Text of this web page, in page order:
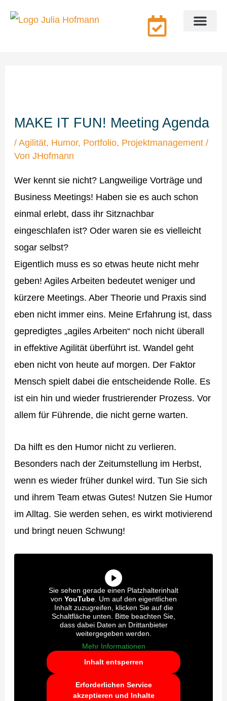
Inhalt
MAKE IT FUN! Meeting Agenda
/Agilität, Humor, Portfolio, Projektmanagement /
VonJHofmann
Wer kennt sie nicht? Langweilige Vorträge und
Business Meetings! Haben sie es auch schon
einmal erlebt, dass ihr Sitznachbar
eingeschlafen ist? Oder waren sie es vielleicht
sogar selbst?
Eigentlich muss es so etwas heute nicht mehr
geben! Agiles Arbeiten bedeutet weniger und
kürzere Meetings. Aber Theorie und Praxis sind
eben nicht immer eins. Meine Erfahrung ist, dass
gepredigtes „agiles Arbeiten“ noch nicht überall
in effektive Agilität überführt ist. Wandel geht
eben nicht von heute auf morgen. Der Faktor
Mensch spielt dabei die entscheidende Rolle. Es
ist ein hin und wieder frustrierender Prozess. Vor
allem für Führende, die nicht gerne warten.
Da hilft es den Humor nicht zu verlieren.
Besonders nach der Zeitumstellung im Herbst,
wenn es wieder früher dunkel wird. Tun Sie sich
und ihrem Team etwas Gutes! Nutzen Sie Humor
im Alltag. Sie werden sehen, es wirkt motivierend
und bringt neuen Schwung!
Sie sehen gerade einen Platzhalterinhalt
von YouTube. Um auf den eigentlichen
Inhalt zuzugreifen, klicken Sie auf die
Schaltfläche unten. Bitte beachten Sie,
dass dabei Daten an Drittanbieter
weitergegeben werden.
Mehr Informationen
Inhalt entsperren
Erforderlichen Service
akzeptieren und Inhalte